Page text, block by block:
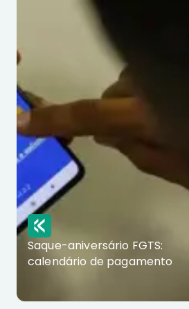
Saque-aniversário FGTS:
calendário de pagamento